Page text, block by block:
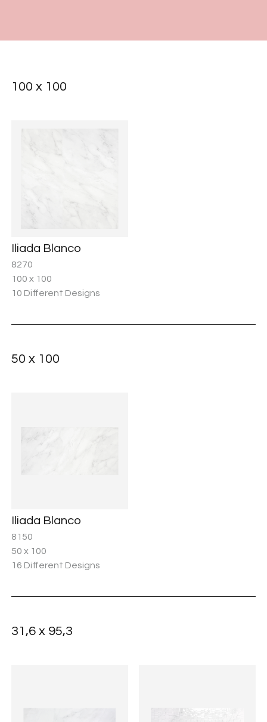
100 x 100
Iliada Blanco
8270
100 x 100
10 Different Designs
50 x 100
Iliada Blanco
8150
50 x 100
16 Different Designs
31,6 x 95,3